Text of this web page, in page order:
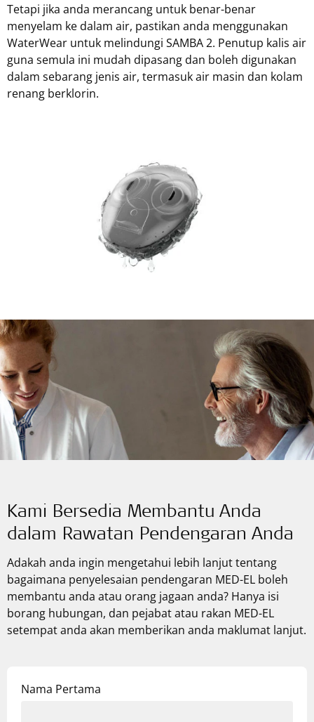
Tetapi jika anda merancang untuk benar-benar
menyelam ke dalam air, pastikan anda menggunakan
WaterWear untuk melindungi SAMBA 2. Penutup kalis air
guna semula ini mudah dipasang dan boleh digunakan
dalam sebarang jenis air, termasuk air masin dan kolam
renang berklorin.
Kami Bersedia Membantu Anda
dalam Rawatan Pendengaran Anda
Adakah anda ingin mengetahui lebih lanjut tentang
bagaimana penyelesaian pendengaran MED-EL boleh
membantu anda atau orang jagaan anda? Hanya isi
borang hubungan, dan pejabat atau rakan MED-EL
setempat anda akan memberikan anda maklumat lanjut.
Nama Pertama